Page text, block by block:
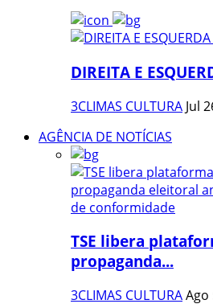
DIREITA E
3CLIMAS CULTURA Jul
AGÊNCIA DE NOTÍCIAS
TSE libera
propaganda...
3CLIMAS CULTURAAgo